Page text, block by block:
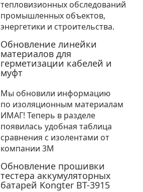
тепловизионных обследований
промышленных объектов,
энергетики и строительства.
Обновление линейки
материалов для
герметизации кабелей и
муфт
Мы обновили информацию
по изоляционным материалам
ИМАГ! Теперь в разделе
появилась удобная таблица
сравнения с изолентами от
компании 3М
Обновление прошивки
тестера аккумуляторных
батарей Kongter BT-3915